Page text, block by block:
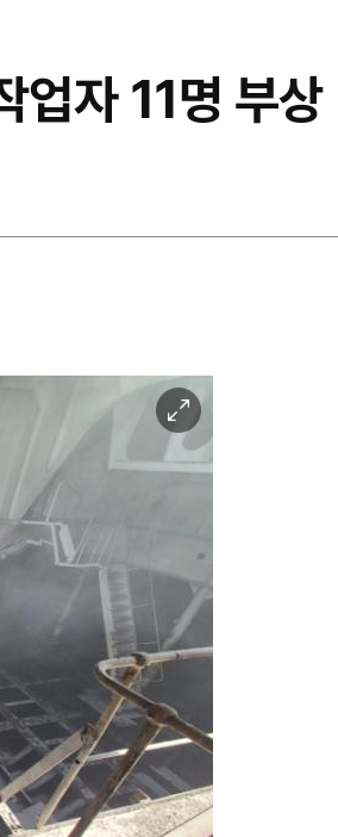
업자 11명 부상
이
미
지